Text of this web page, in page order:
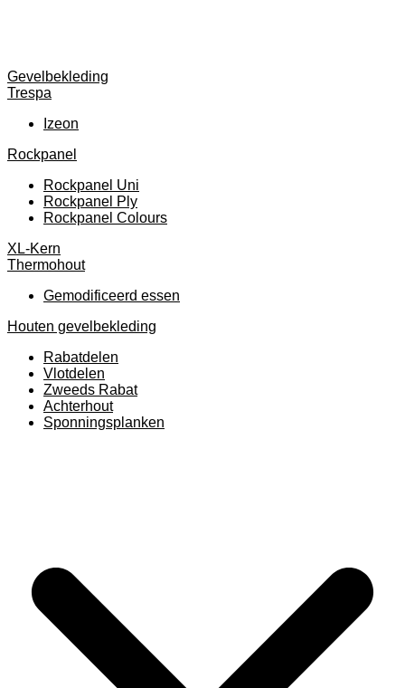
Gevelbekleding
Trespa
Izeon
Rockpanel
Rockpanel Uni
Rockpanel Ply
Rockpanel Colours
XL-Kern
Thermohout
Gemodificeerd essen
Houten gevelbekleding
Rabatdelen
Vlotdelen
Zweeds Rabat
Achterhout
Sponningsplanken